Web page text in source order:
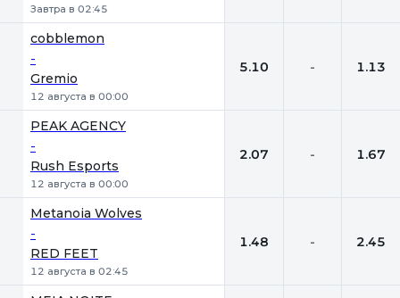
Завтра в 02:45
cobblemon
-
Gremio
12 августа в 00:00
5.10 - 1.13
PEAK AGENCY
-
Rush Esports
12 августа в 00:00
2.07 - 1.67
Metanoia Wolves
-
RED FEET
12 августа в 02:45
1.48 - 2.45